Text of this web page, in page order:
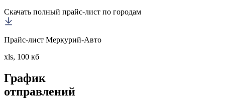
Скачать полный прайс-лист по городам
Прайс-лист Меркурий-Авто
xls, 100 кб
График
отправлений